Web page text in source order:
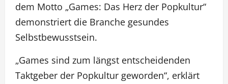
dem Motto „Games: Das Herz der Popkultur“
demonstriert die Branche gesundes
Selbstbewusstsein.
„Games sind zum längst entscheidenden
Taktgeber der Popkultur geworden“, erklärt